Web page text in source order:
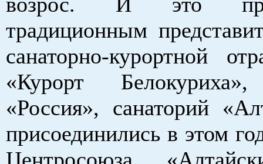
традиционным
санаторно-курортной
«Курорт
«Россия», санаторий
присоединились в этом